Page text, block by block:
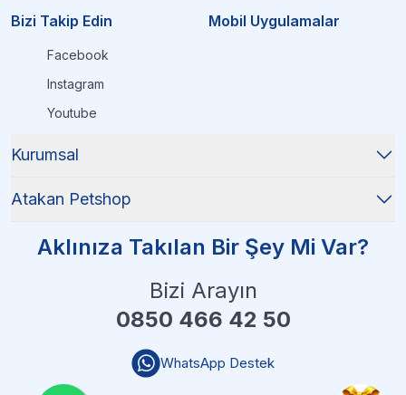
Bizi Takip Edin
Facebook
Instagram
Youtube
Mobil Uygulamalar
Kurumsal
Atakan Petshop
Aklınıza Takılan Bir Şey Mi Var?
Bizi Arayın
0850 466 42 50
WhatsApp Destek